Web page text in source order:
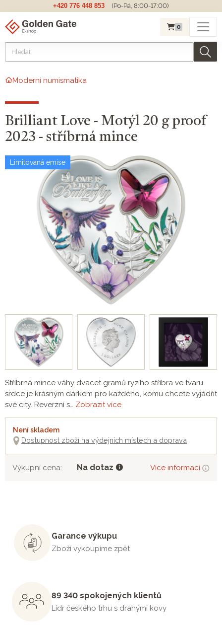
+420 776 448 853 (Po-Pá, 8:00-17:00)
0
Moderní numismatika
Brilliant Love - Motýl 20 g proof
2023 - stříbrná mince
Limitovaná emise
Stříbrná mince váhy dvacet gramů ryzího stříbra ve tvaru
srdce je krásným dárkem pro každého, komu chcete vyjádřit
své city. Reverzní s… Zobrazit více
Není skladem
Dostupnost zboží na výdejních místech a doprava
Výkupní cena: Na dotaz Více informací
Garance výkupu
Zboží vykoupíme zpět
89 340 spokojených klientů
Lídr českého trhu s drahými kovy